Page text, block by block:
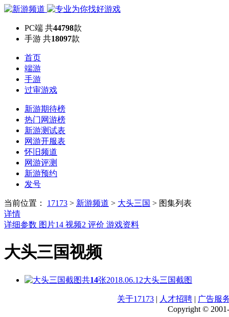
PC端 共44798款
手游 共18097款
首页
端游
手游
过审游戏
新游期待榜
热门网游榜
新游测试表
网游开服表
怀旧频道
网游评测
新游预约
发号
当前位置： 17173 > 新游频道 > 大头三国 > 图集列表
详情
详细参数 图片14 视频2 评价 游戏资料
大头三国视频
共14张2018.06.12大头三国截图
关于17173 | 人才招聘 | 广告服
Copyright ©